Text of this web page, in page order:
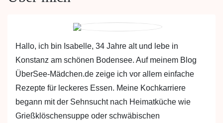
Hallo, ich bin Isabelle, 34 Jahre alt und lebe in
Konstanz am schönen Bodensee. Auf meinem Blog
ÜberSee-Mädchen.de zeige ich vor allem einfache
Rezepte für leckeres Essen. Meine Kochkarriere
begann mit der Sehnsucht nach Heimatküche wie
Grießklöschensuppe oder schwäbischen